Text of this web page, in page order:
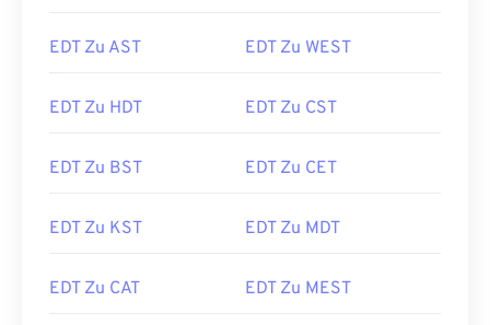
EDT Zu AST EDT Zu WEST
EDT Zu HDT EDT Zu CST
EDT Zu BST EDT Zu CET
EDT Zu KST EDT Zu MDT
EDT Zu CAT EDT Zu MEST